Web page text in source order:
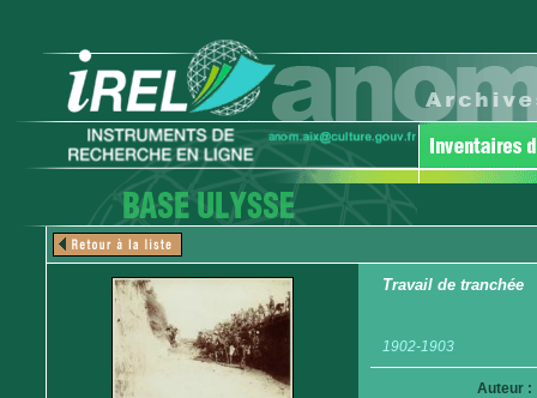
Travail de tranchée
1902-1903
Auteur :